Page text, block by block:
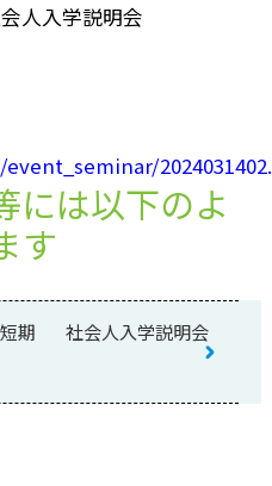
人入学説明会
には以下のよ
す
期
社会人入学説明会